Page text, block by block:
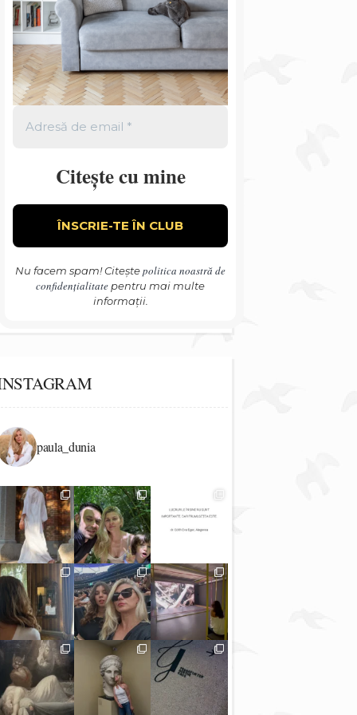
Citește cu mine
Nu facem spam! Citeștepolitica noastră de
confidențialitate pentru mai multe
informații.
paula_dunia